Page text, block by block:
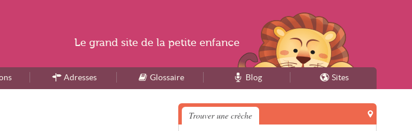
Adresses Glossaire Blog Sites
Trouver une crèche
Le grand site de la petite enfance